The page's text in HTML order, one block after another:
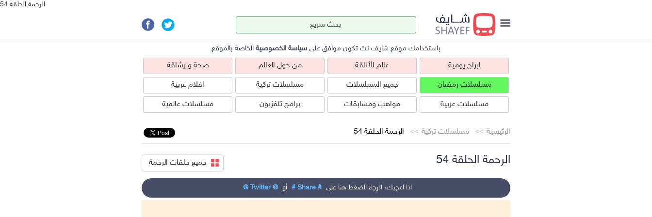
الرحمة الحلقة 54
ابراج يومية صحة و رشاقة
باستخدامك موقع شايف نت تكون موافق على سياسة الخصوصية الخاصة بالموقع
ابراج يومية عالم الأناقة من حول العالم صحة و رشاقة
مسلسلات رمضان جميع المسلسلات مسلسلات تركية افلام عربية
مسلسلات عربية مواهب ومسابقات برامج تلفزيون مسلسلات عالمية
الرئيسية مسلسلات تركية الرحمة الحلقة 54
جميع حلقات الرحمة الرحمة الحلقة 54
اذا اعجبك، الرجاء الضغط هنا على # Share # أو @ Twitter @